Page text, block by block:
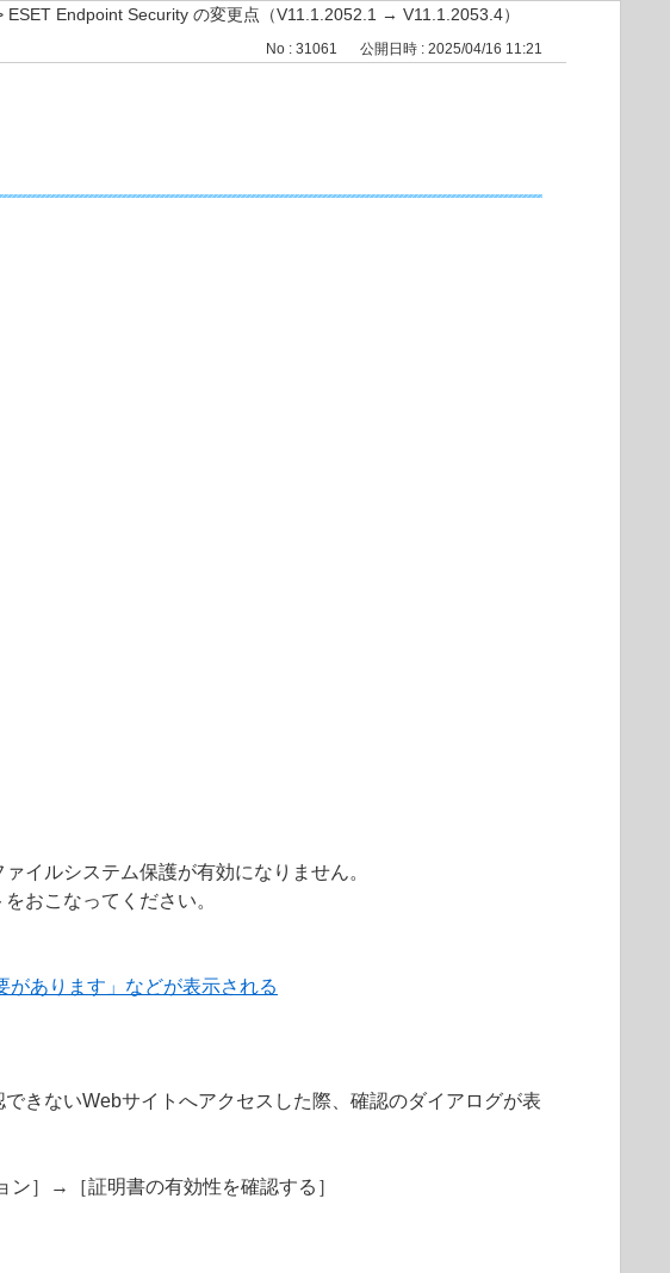
ESET Endpoint Security の変更点（V11.1.2052.1 → V11.1.2053.4）
No : 31061 公開日時 : 2025/04/16 11:21
イルシステム保護が有効になりません。
おこなってください。
があります」などが表示される
きないWebサイトへアクセスした際、確認のダイアログが表
］→［証明書の有効性を確認する］